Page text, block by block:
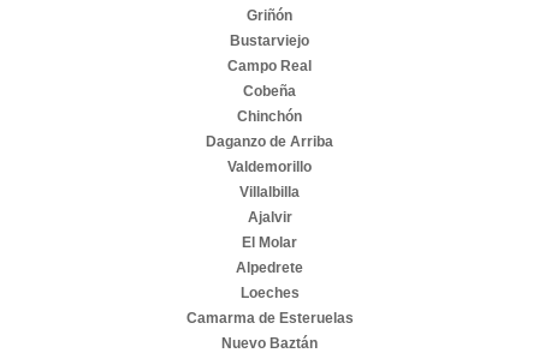
Griñón
Bustarviejo
Campo Real
Cobeña
Chinchón
Daganzo de Arriba
Valdemorillo
Villalbilla
Ajalvir
El Molar
Alpedrete
Loeches
Camarma de Esteruelas
Nuevo Baztán